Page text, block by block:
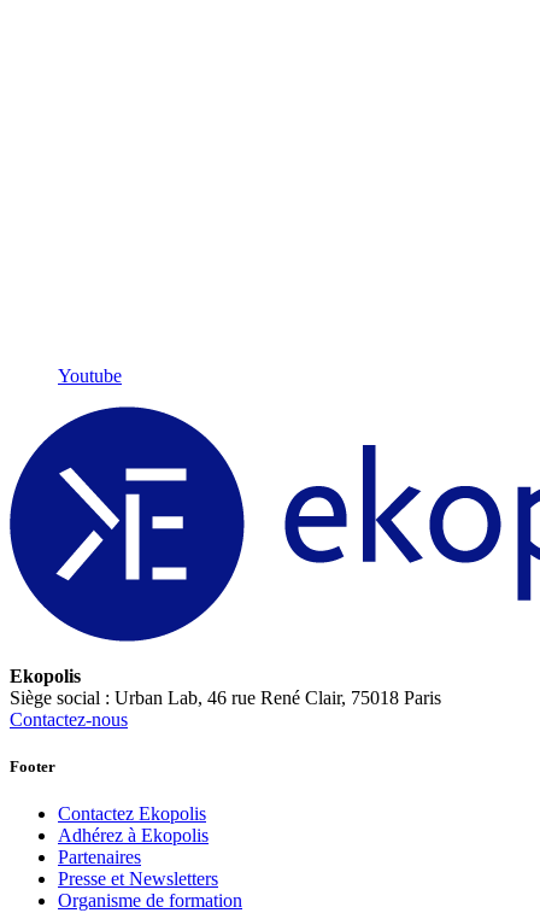
Youtube
Ekopolis
Siège social : Urban Lab, 46 rue René Clair, 75018 Paris
Contactez-nous
Footer
Contactez Ekopolis
Adhérez à Ekopolis
Partenaires
Presse et Newsletters
Organisme de formation